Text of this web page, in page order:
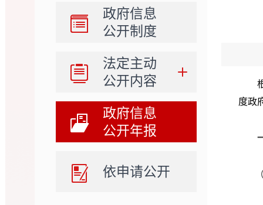
政府信息
公开制度
法定主动
公开内容
政府信息
公开年报
依申请公开
度政